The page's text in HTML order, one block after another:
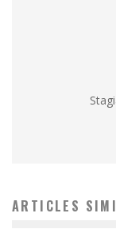
ARTICLES